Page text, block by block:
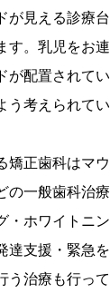
が見える診療
す。乳児をお
が配置されて
考えられてい
矯正歯科はマ
の一般歯科治
・ホワイトニ
達支援・緊急
治療も行って